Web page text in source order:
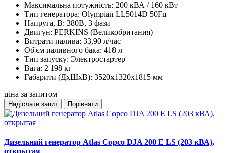
Максимальна потужність: 200 кВА / 160 кВт
Тип генератора: Olympian LL5014D 50Гц
Напруга, В: 380В, 3 фази
Двигун: PERKINS (Великобритания)
Витрати палива: 33,90 л/час
Об'єм паливного бака: 418 л
Тип запуску: Электростартер
Вага: 2 198 кг
Габарити (ДхШхВ): 3520х1320х1815 мм
ціна за запитом
Надіслати запит Порівняти
Дизельний генератор Atlas Copco DJA 200 E LS (203 кВА),